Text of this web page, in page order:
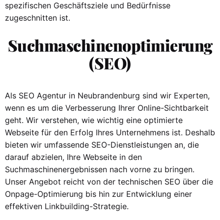
spezifischen Geschäftsziele und Bedürfnisse
zugeschnitten ist.
Suchmaschinenoptimierung
(SEO)
Als SEO Agentur in Neubrandenburg sind wir Experten,
wenn es um die Verbesserung Ihrer Online-Sichtbarkeit
geht. Wir verstehen, wie wichtig eine optimierte
Webseite für den Erfolg Ihres Unternehmens ist. Deshalb
bieten wir umfassende SEO-Dienstleistungen an, die
darauf abzielen, Ihre Webseite in den
Suchmaschinenergebnissen nach vorne zu bringen.
Unser Angebot reicht von der technischen SEO über die
Onpage-Optimierung bis hin zur Entwicklung einer
effektiven Linkbuilding-Strategie.